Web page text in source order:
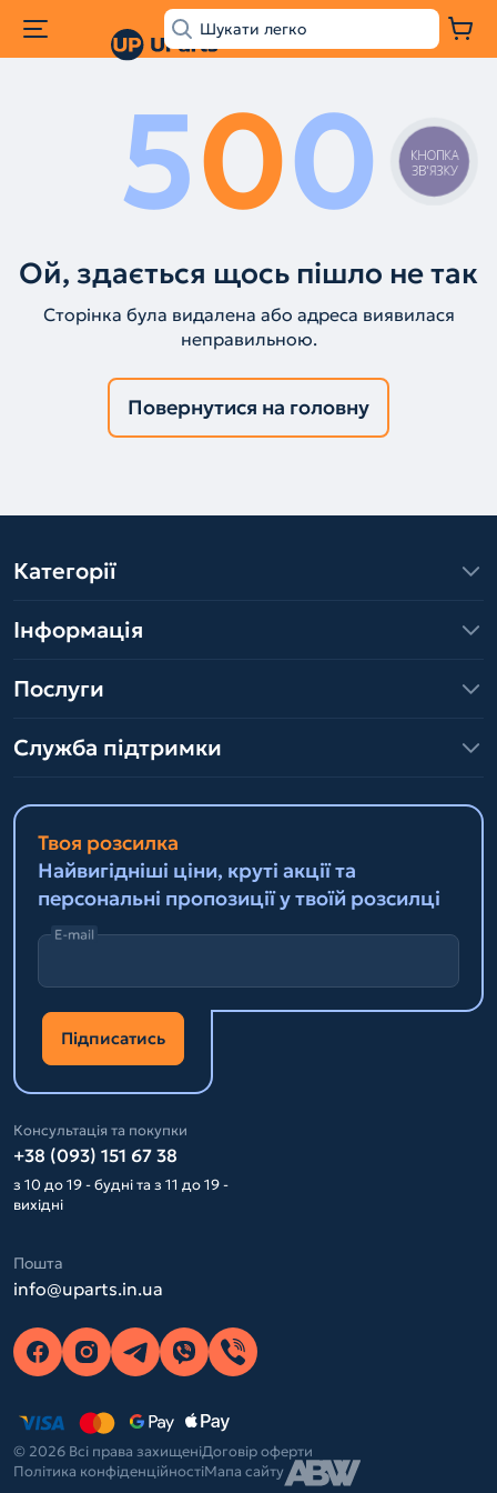
500
Ой, здається щось пішло не так
Сторінка була видалена або адреса виявилася
неправильною.
Повернутися на головну
Категорії
Інформація
Послуги
Служба підтримки
Твоя розсилка
Найвигідніші ціни, круті акції та
персональні пропозиції у твоїй розсилці
E-mail
Підписатись
Консультація та покупки
+38 (093) 151 67 38
з 10 до 19 - будні та з 11 до 19 -
вихідні
Пошта
info@uparts.in.ua
© 2026 Всі права захищеніДоговір оферти
Політика конфіденційностіМапа сайту
КНОПКА
ЗВ'ЯЗКУ